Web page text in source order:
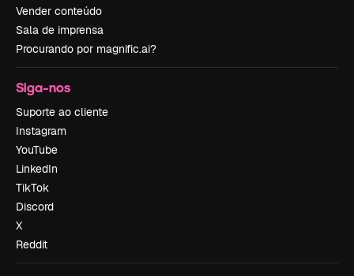
Vender conteúdo
Sala de imprensa
Procurando por magnific.ai?
Siga-nos
Suporte ao cliente
Instagram
YouTube
LinkedIn
TikTok
Discord
X
Reddit